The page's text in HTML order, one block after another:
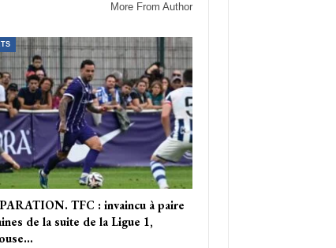
More From Author
TFC : invaincu à paire
de la suite de la Ligue 1,